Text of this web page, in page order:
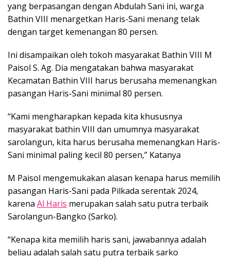
yang berpasangan dengan Abdulah Sani ini, warga
Bathin VIII menargetkan Haris-Sani menang telak
dengan target kemenangan 80 persen.
Ini disampaikan oleh tokoh masyarakat Bathin VIII M
Paisol S. Ag. Dia mengatakan bahwa masyarakat
Kecamatan Bathin VIII harus berusaha memenangkan
pasangan Haris-Sani minimal 80 persen.
“Kami mengharapkan kepada kita khususnya
masyarakat bathin VIII dan umumnya masyarakat
sarolangun, kita harus berusaha memenangkan Haris-
Sani minimal paling kecil 80 persen,” Katanya
M Paisol mengemukakan alasan kenapa harus memilih
pasangan Haris-Sani pada Pilkada serentak 2024,
karena Al Haris merupakan salah satu putra terbaik
Sarolangun-Bangko (Sarko).
“Kenapa kita memilih haris sani, jawabannya adalah
beliau adalah salah satu putra terbaik sarko